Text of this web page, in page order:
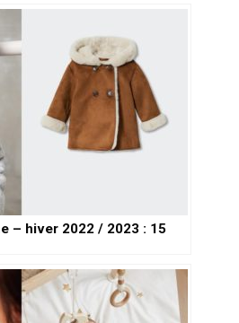
– hiver 2022 / 2023 : 15